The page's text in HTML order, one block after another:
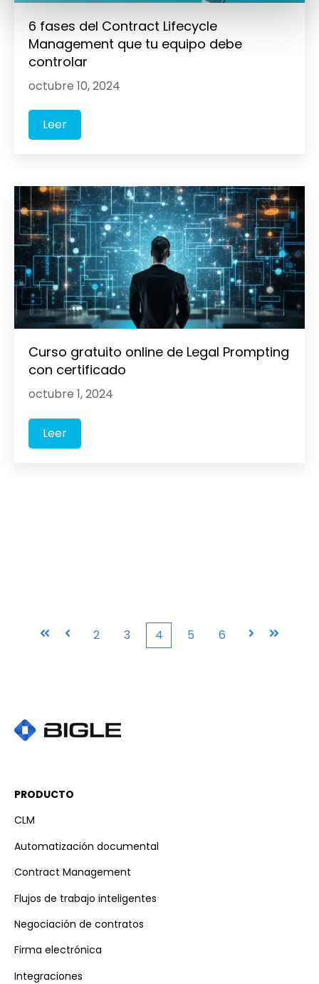
6 fases del Contract Lifecycle
Management que tu equipo debe
controlar
octubre 10, 2024
Leer
Curso gratuito online de Legal Prompting
con certificado
octubre 1, 2024
Leer
PrimeraAnterior
2 3 4 5 6 Siguiente
Última
PRODUCTO
CLM
Automatización documental
Contract Management
Flujos de trabajo inteligentes
Negociación de contratos
Firma electrónica
Integraciones